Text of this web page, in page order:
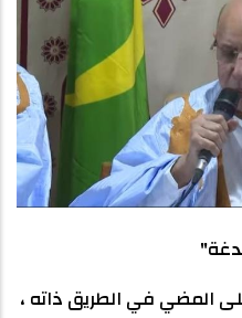
المضي في الطريق ذاته ،